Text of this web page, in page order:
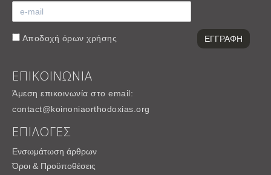
Αποδοχή όρων χρήσης
ΕΠΙΚΟΙΝΩΝΙΑ
Άμεση επικοινωνία στο email:
contact@koinoniaorthodoxias.org
ΕΠΙΛΟΓΕΣ
Ενσωμάτωση άρθρων
Όροι & Προϋποθέσεις